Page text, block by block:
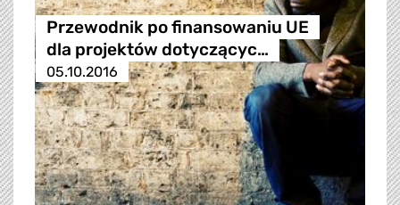
Przewodnik po finansowaniu UE
dla projektów dotyczącyc…
05.10.2016